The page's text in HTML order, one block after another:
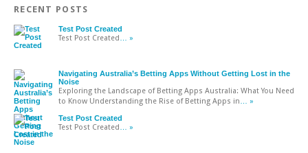
RECENT POSTS
Test Post Created
Test Post Created … »
Navigating Australia’s Betting Apps Without Getting Lost in the
Noise
Exploring the Landscape of Betting Apps Australia: What You Need
to Know Understanding the Rise of Betting Apps in … »
Test Post Created
Test Post Created … »